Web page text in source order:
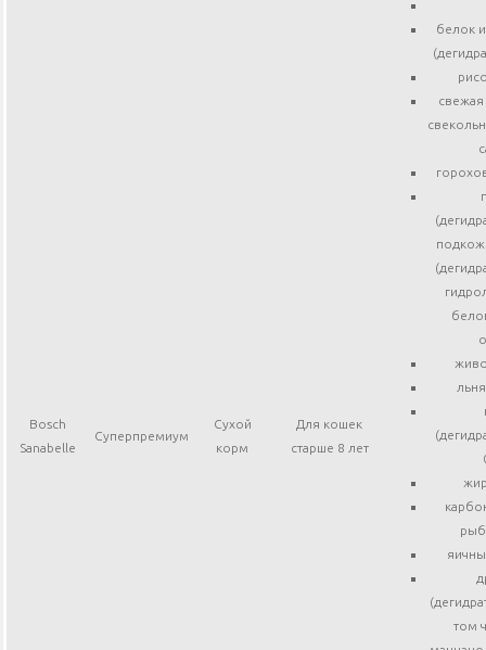
Bosch
Sanabelle
Суперпремиум
Сухой
корм
Для кошек
старше 8 лет
белок
свежая
том